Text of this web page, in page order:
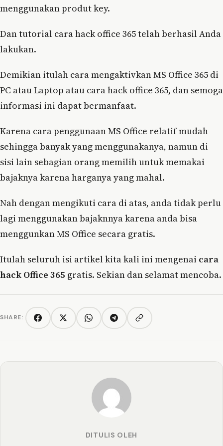
menggunakan produt key.
Dan tutorial cara hack office 365 telah berhasil Anda
lakukan.
Demikian itulah cara mengaktivkan MS Office 365 di
PC atau Laptop atau cara hack office 365, dan semoga
informasi ini dapat bermanfaat.
Karena cara penggunaan MS Office relatif mudah
sehingga banyak yang menggunakanya, namun di
sisi lain sebagian orang memilih untuk memakai
bajaknya karena harganya yang mahal.
Nah dengan mengikuti cara di atas, anda tidak perlu
lagi menggunakan bajaknnya karena anda bisa
menggunkan MS Office secara gratis.
Itulah seluruh isi artikel kita kali ini mengenai cara
hack Office 365 gratis. Sekian dan selamat mencoba.
SHARE: FacebookTwitter/XWhatsAppTelegramCopy link
DITULIS OLEH